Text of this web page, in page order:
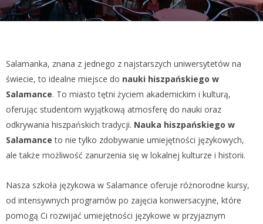
Salamanka, znana z jednego z najstarszych uniwersytetów na
świecie, to idealne miejsce do nauki hiszpańskiego w
Salamance. To miasto tętni życiem akademickim i kulturą,
oferując studentom wyjątkową atmosferę do nauki oraz
odkrywania hiszpańskich tradycji. Nauka hiszpańskiego w
Salamance to nie tylko zdobywanie umiejętności językowych,
ale także możliwość zanurzenia się w lokalnej kulturze i historii.
Nasza szkoła językowa w Salamance oferuje różnorodne kursy,
od intensywnych programów po zajęcia konwersacyjne, które
pomogą Ci rozwijać umiejętności językowe w przyjaznym